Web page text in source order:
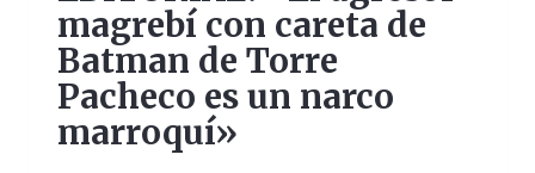
magrebí con careta de
Batman de Torre
Pacheco es un narco
marroquí»